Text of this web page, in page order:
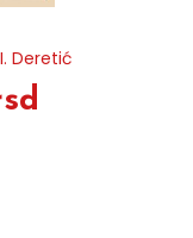
Deretić